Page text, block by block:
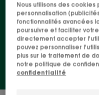
exposés à la
purifié et débarrassé
meilleur allié pour
Nous utilisons des
personnalisation
fonctionnalités avancées
poursuivre et faciliter
directement accepter
pouvez personnaliser
plus sur le traitement de
notre politique de
confidentialité